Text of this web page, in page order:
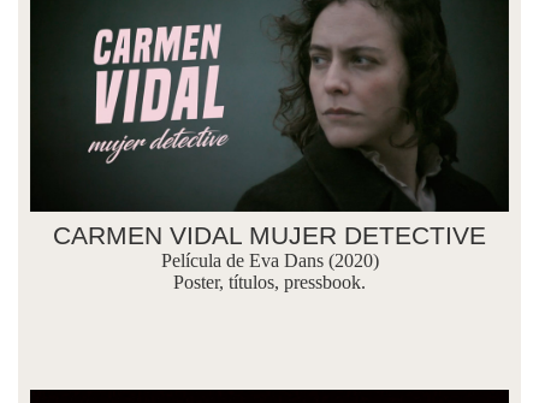
CARMEN VIDAL MUJER DETECTIVE
Película de Eva Dans (2020)
Poster, títulos, pressbook.